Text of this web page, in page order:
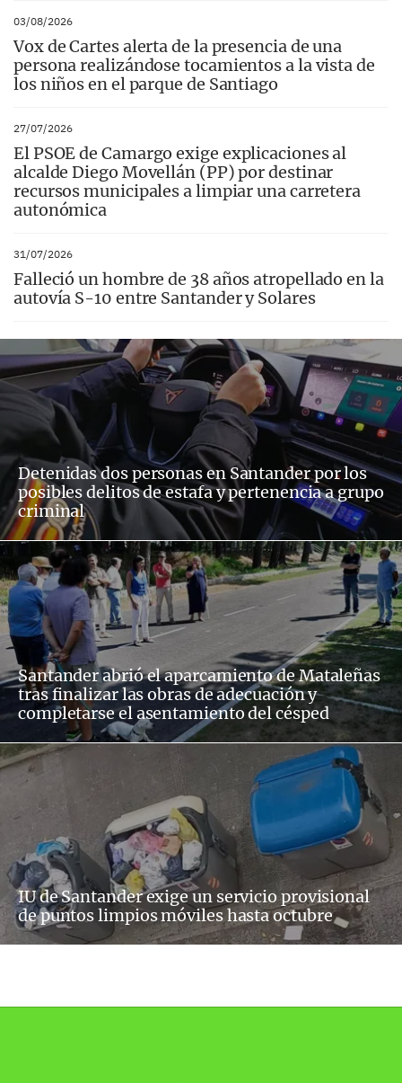
03/08/2026
Vox de Cartes alerta de la presencia de una
persona realizándose tocamientos a la vista de
los niños en el parque de Santiago
27/07/2026
El PSOE de Camargo exige explicaciones al
alcalde Diego Movellán (PP) por destinar
recursos municipales a limpiar una carretera
autonómica
31/07/2026
Falleció un hombre de 38 años atropellado en la
autovía S-10 entre Santander y Solares
Detenidas dos personas en Santander por los
posibles delitos de estafa y pertenencia a grupo
criminal
Santander abrió el aparcamiento de Mataleñas
tras finalizar las obras de adecuación y
completarse el asentamiento del césped
IU de Santander exige un servicio provisional
de puntos limpios móviles hasta octubre